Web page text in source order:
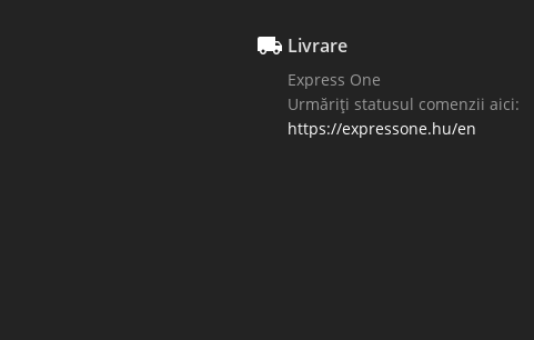
 Livrare
Express One
Urmăriți statusul comenzii aici:
https://expressone.hu/en